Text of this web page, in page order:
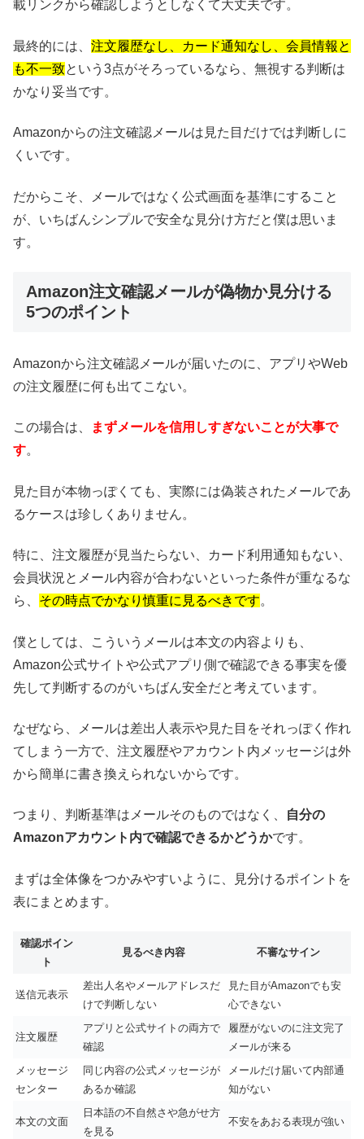
載リンクから確認しようとしなくて大丈夫です。
最終的には、 注文履歴なし、カード通知なし、会員情報と
も不一致という3点がそろっているなら、無視する判断は
かなり妥当です。
Amazonからの注文確認メールは見た目だけでは判断しに
くいです。
だからこそ、メールではなく公式画面を基準にすること
が、いちばんシンプルで安全な見分け方だと僕は思いま
す。
Amazon注文確認メールが偽物か見分ける
5つのポイント
Amazonから注文確認メールが届いたのに、アプリやWeb
の注文履歴に何も出てこない。
この場合は、
まずメールを信用しすぎないことが大事で
す。
見た目が本物っぽくても、実際には偽装されたメールであ
るケースは珍しくありません。
特に、注文履歴が見当たらない、カード利用通知もない、
会員状況とメール内容が合わないといった条件が重なるな
ら、 その時点でかなり慎重に見るべきです。
僕としては、こういうメールは本文の内容よりも、
Amazon公式サイトや公式アプリ側で確認できる事実を優
先して判断するのがいちばん安全だと考えています。
なぜなら、メールは差出人表示や見た目をそれっぽく作れ
てしまう一方で、注文履歴やアカウント内メッセージは外
から簡単に書き換えられないからです。
つまり、判断基準はメールそのものではなく、
自分の
Amazonアカウント内で確認できるかどうかです。
まずは全体像をつかみやすいように、見分けるポイントを
表にまとめます。
確認ポイン
ト
見るべき内容 不審なサイン
送信元表示
差出人名やメールアドレスだ
けで判断しない
見た目がAmazonでも安
心できない
注文履歴
アプリと公式サイトの両方で
確認
履歴がないのに注文完了
メールが来る
メッセージ
センター
同じ内容の公式メッセージが
あるか確認
メールだけ届いて内部通
知がない
本文の文面
日本語の不自然さや急がせ方
を見る
不安をあおる表現が強い